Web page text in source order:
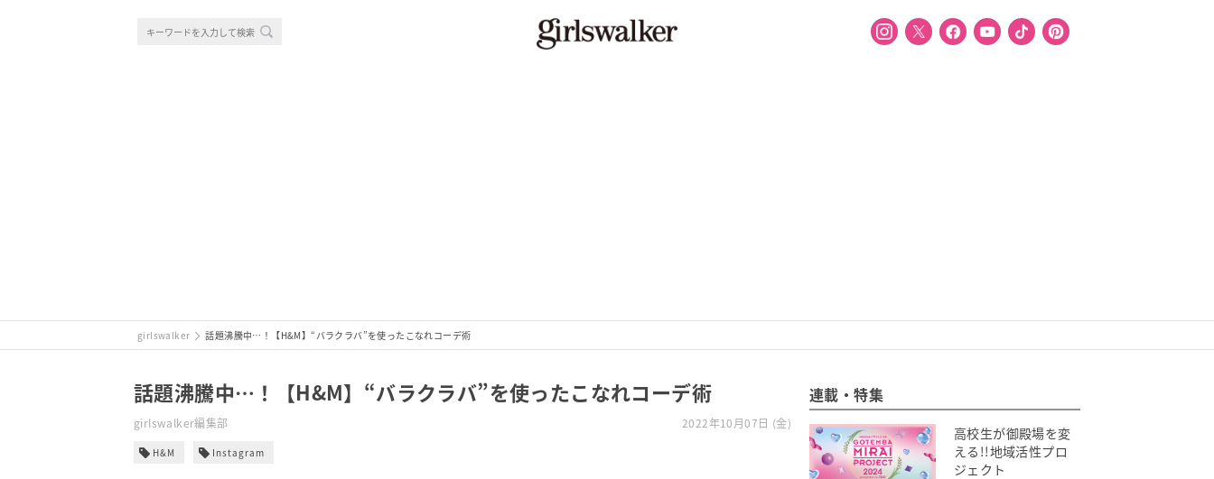
girlswalker 話題沸騰中…！【H&M】“バラクラバ”を使ったこなれコーデ術
話題沸騰中…！【H&M】“バラクラバ”を使ったこなれコーデ術
girlswalker編集部 2022年10月07日 (金)
H&M Instagram
連載・特集
高校生が御殿場を変
える!!地域活性プロ
ジェクト